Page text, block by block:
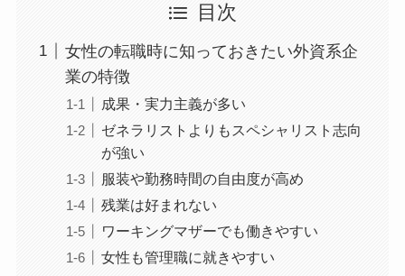
目次
女性の転職時に知っておきたい外資系企
業の特徴
成果・実力主義が多い
ゼネラリストよりもスペシャリスト志向
が強い
服装や勤務時間の自由度が高め
残業は好まれない
ワーキングマザーでも働きやすい
女性も管理職に就きやすい